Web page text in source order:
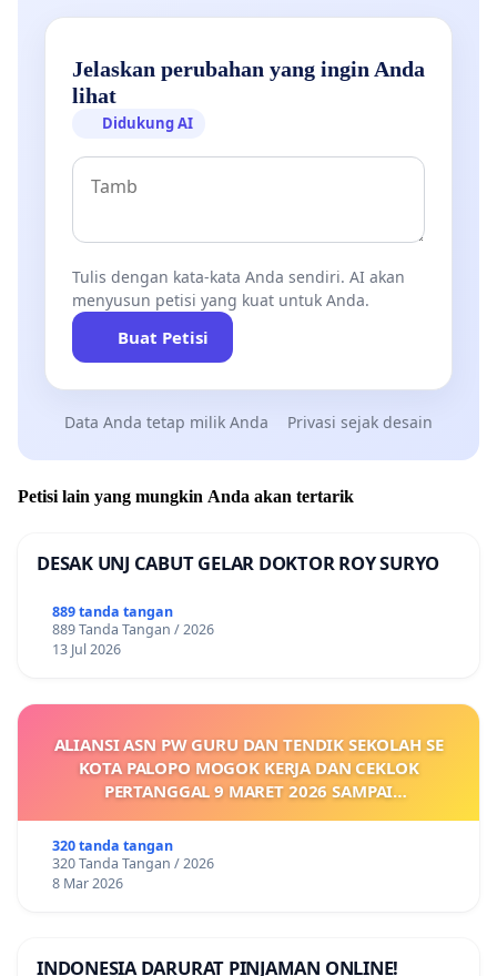
Jelaskan perubahan yang ingin Anda
lihat
Didukung AI
Tulis dengan kata-kata Anda sendiri. AI akan
menyusun petisi yang kuat untuk Anda.
Buat Petisi
Data Anda tetap milik Anda Privasi sejak desain
Petisi lain yang mungkin Anda akan tertarik
DESAK UNJ CABUT GELAR DOKTOR ROY SURYO
889 tanda tangan
889 Tanda Tangan / 2026
13 Jul 2026
ALIANSI ASN PW GURU DAN TENDIK SEKOLAH SE
KOTA PALOPO MOGOK KERJA DAN CEKLOK
PERTANGGAL 9 MARET 2026 SAMPAI
KEJELASAN SUMBER GAJI POKOK
320 tanda tangan
320 Tanda Tangan / 2026
8 Mar 2026
INDONESIA DARURAT PINJAMAN ONLINE!